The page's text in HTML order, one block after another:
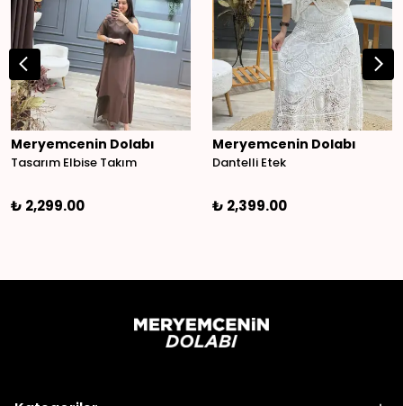
Meryemcenin Dolabı
Tasarım Elbise Takım
₺ 2,299.00
Meryemcenin Dolabı
Dantelli Etek
₺ 2,399.00